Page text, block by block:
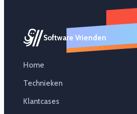
Software Vrienden
Home
Technieken
Klantcases